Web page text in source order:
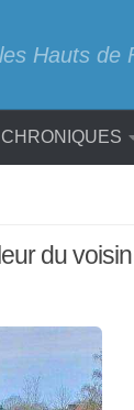
Hauts de
CHRONIQUES
du voisin